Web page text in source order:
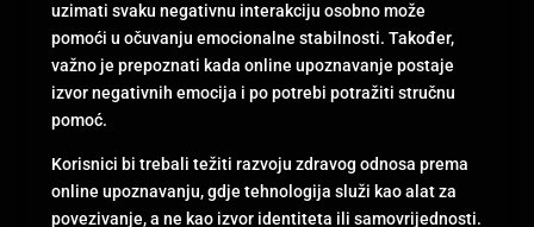
uzimati svaku negativnu interakciju osobno može
pomoći u očuvanju emocionalne stabilnosti. Također,
važno je prepoznati kada online upoznavanje postaje
izvor negativnih emocija i po potrebi potražiti stručnu
pomoć.
Korisnici bi trebali težiti razvoju zdravog odnosa prema
online upoznavanju, gdje tehnologija služi kao alat za
povezivanje, a ne kao izvor identiteta ili samovrijednosti.